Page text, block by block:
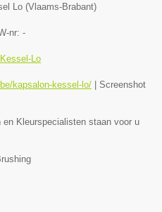
Lo (Vlaams-Brabant)
nr: -
Lo
kapsalon-kessel-lo/
Screenshot
Kleurspecialisten staan voor u